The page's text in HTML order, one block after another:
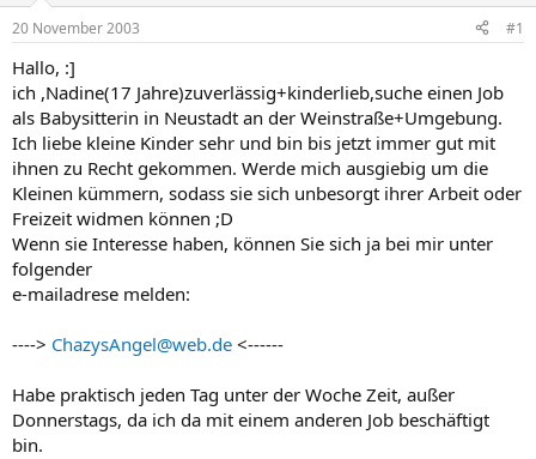
e
r
t
m
20 November 2003 #1
Hallo, :]
ich ,Nadine(17 Jahre)zuverlässig+kinderlieb,suche einen Job
als Babysitterin in Neustadt an der Weinstraße+Umgebung.
Ich liebe kleine Kinder sehr und bin bis jetzt immer gut mit
ihnen zu Recht gekommen. Werde mich ausgiebig um die
Kleinen kümmern, sodass sie sich unbesorgt ihrer Arbeit oder
Freizeit widmen können ;D
Wenn sie Interesse haben, können Sie sich ja bei mir unter
folgender
e-mailadrese melden:
----> ChazysAngel@web.de <------
Habe praktisch jeden Tag unter der Woche Zeit, außer
Donnerstags, da ich da mit einem anderen Job beschäftigt
bin.